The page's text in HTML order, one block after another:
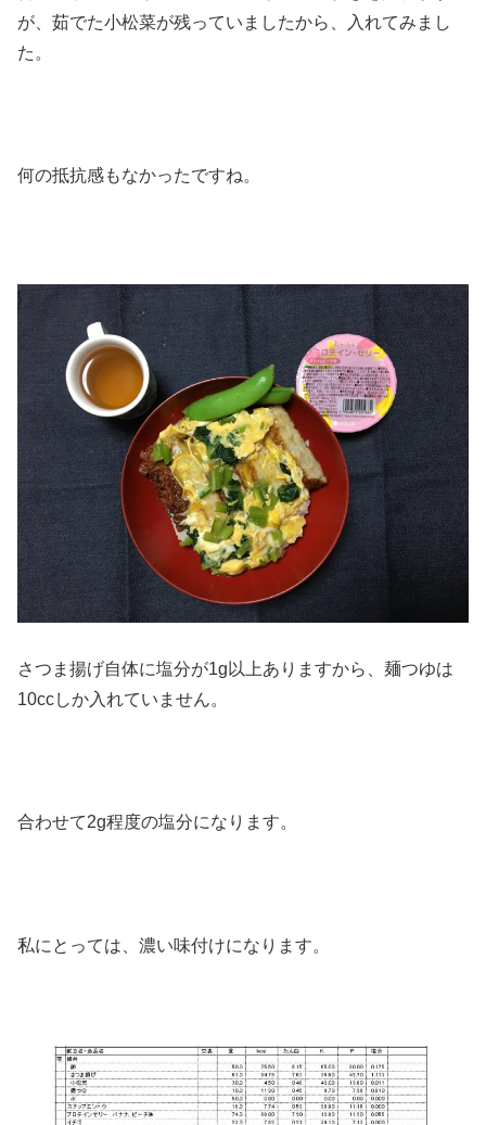
が、茹でた小松菜が残っていましたから、入れてみまし
た。
何の抵抗感もなかったですね。
さつま揚げ自体に塩分が1g以上ありますから、麺つゆは
10ccしか入れていません。
合わせて2g程度の塩分になります。
私にとっては、濃い味付けになります。